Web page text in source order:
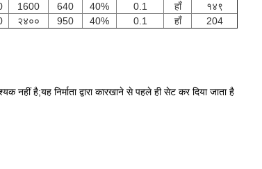
1600 640 40% 0.1 हाँ
१४९
२४०० 950 40% 0.1 हाँ 204
नहीं है;यह निर्माता द्वारा कारखाने से पहले ही सेट कर दिया जाता है